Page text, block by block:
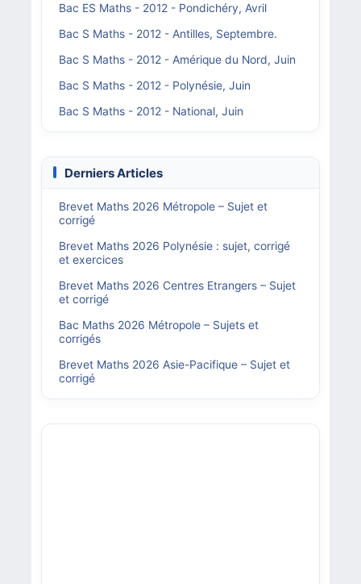
Bac ES Maths - 2012 - Pondichéry, Avril
Bac S Maths - 2012 - Antilles, Septembre.
Bac S Maths - 2012 - Amérique du Nord, Juin
Bac S Maths - 2012 - Polynésie, Juin
Bac S Maths - 2012 - National, Juin
Derniers Articles
Brevet Maths 2026 Métropole – Sujet et
corrigé
Brevet Maths 2026 Polynésie : sujet, corrigé
et exercices
Brevet Maths 2026 Centres Etrangers – Sujet
et corrigé
Bac Maths 2026 Métropole – Sujets et
corrigés
Brevet Maths 2026 Asie-Pacifique – Sujet et
corrigé